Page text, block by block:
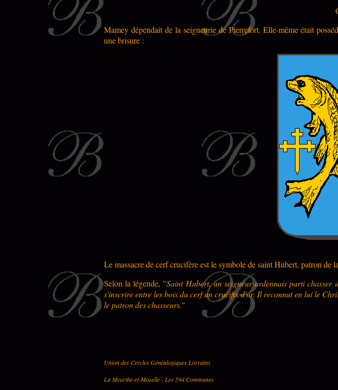
Mamey dépendait de la seigneurie de Pierrefort. Elle-même était
une brisure :
Le massacre de cerf crucifère est le symbole de saint Hubert, patron de
Selon la légende, "Saint Hubert, un seigneur ardennais parti
s'inscrire entre les bois du cerf un crucifix d'or. Il reconnut en lui le
le patron des chasseurs."
Union des Cercles Généalogiques Lorrains
La Meurthe-et-Moselle - Les 594 Communes